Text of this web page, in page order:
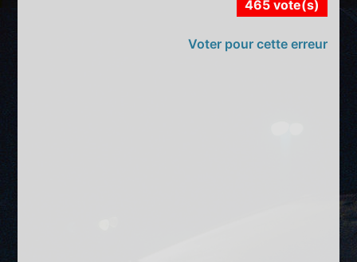
465 vote(s)
Voter pour cette erreur